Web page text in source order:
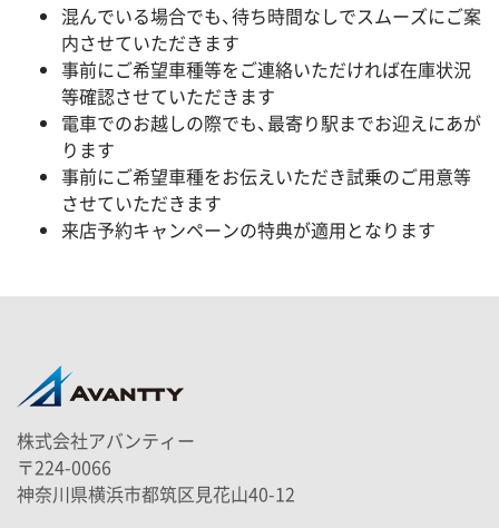
混んでいる場合でも、待ち時間なしでスムーズにご案
内させていただきます
事前にご希望車種等をご連絡いただければ在庫状況
等確認させていただきます
電車でのお越しの際でも、最寄り駅までお迎えにあが
ります
事前にご希望車種をお伝えいただき試乗のご用意等
させていただきます
来店予約キャンペーンの特典が適用となります
株式会社アバンティー
〒224-0066
神奈川県横浜市都筑区見花山40-12